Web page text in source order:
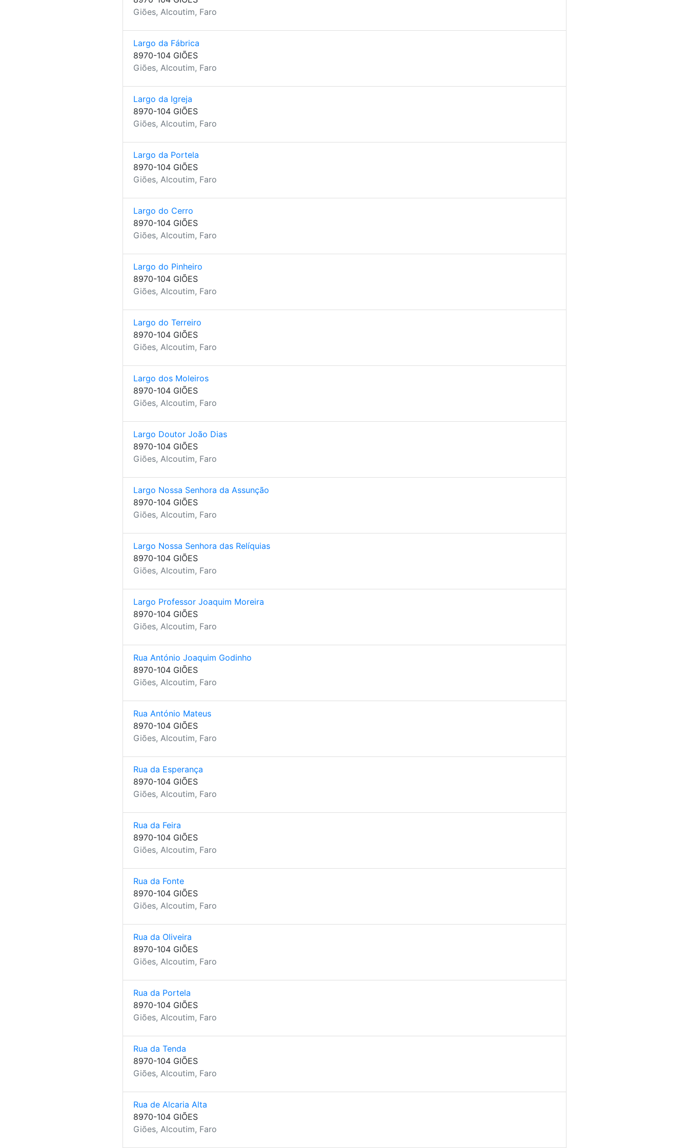
Giões, Alcoutim, Faro
Largo da Fábrica
8970-104 GIÕES
Giões, Alcoutim, Faro
Largo da Igreja
8970-104 GIÕES
Giões, Alcoutim, Faro
Largo da Portela
8970-104 GIÕES
Giões, Alcoutim, Faro
Largo do Cerro
8970-104 GIÕES
Giões, Alcoutim, Faro
Largo do Pinheiro
8970-104 GIÕES
Giões, Alcoutim, Faro
Largo do Terreiro
8970-104 GIÕES
Giões, Alcoutim, Faro
Largo dos Moleiros
8970-104 GIÕES
Giões, Alcoutim, Faro
Largo Doutor João Dias
8970-104 GIÕES
Giões, Alcoutim, Faro
Largo Nossa Senhora da Assunção
8970-104 GIÕES
Giões, Alcoutim, Faro
Largo Nossa Senhora das Relíquias
8970-104 GIÕES
Giões, Alcoutim, Faro
Largo Professor Joaquim Moreira
8970-104 GIÕES
Giões, Alcoutim, Faro
Rua António Joaquim Godinho
8970-104 GIÕES
Giões, Alcoutim, Faro
Rua António Mateus
8970-104 GIÕES
Giões, Alcoutim, Faro
Rua da Esperança
8970-104 GIÕES
Giões, Alcoutim, Faro
Rua da Feira
8970-104 GIÕES
Giões, Alcoutim, Faro
Rua da Fonte
8970-104 GIÕES
Giões, Alcoutim, Faro
Rua da Oliveira
8970-104 GIÕES
Giões, Alcoutim, Faro
Rua da Portela
8970-104 GIÕES
Giões, Alcoutim, Faro
Rua da Tenda
8970-104 GIÕES
Giões, Alcoutim, Faro
Rua de Alcaria Alta
8970-104 GIÕES
Giões, Alcoutim, Faro